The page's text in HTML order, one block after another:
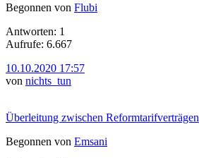
Begonnen von Flubi
Antworten: 1
Aufrufe: 6.667
10.10.2020 17:57
von nichts_tun
Überleitung zwischen Reformtarifverträgen
Begonnen von Emsani